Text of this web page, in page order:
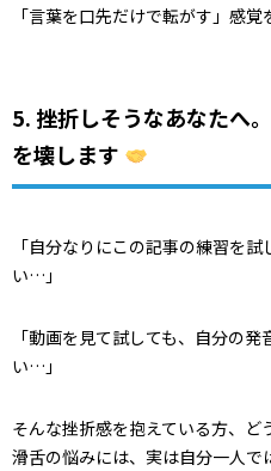
「言葉を口先だけで転がす」感覚
5. 挫折しそうなあなたへ
を壊します
「自分なりにこの記事の練習を
い…」
「動画を見て試しても、自分の
い…」
そんな挫折感を抱えている方、ど
滑舌の悩みには、実は自分一人で